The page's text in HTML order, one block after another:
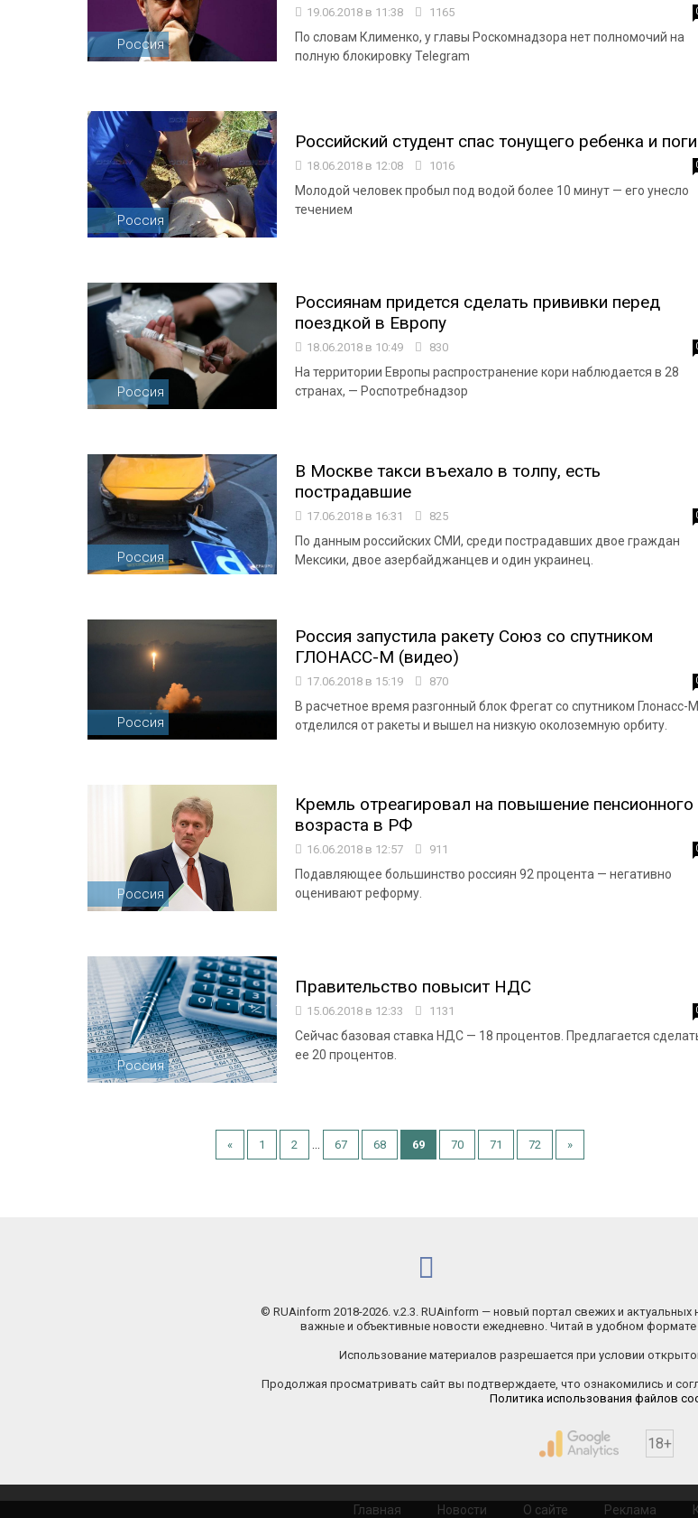
Россия
19.06.2018 в 11:38 1165
По словам Клименко, у главы Роскомнадзора нет полномочий на
полную блокировку Telegram
Россия
Российский студент спас тонущего ребенка и
18.06.2018 в 12:08 1016
Молодой человек пробыл под водой более 10 минут — его унесло
течением
Россия
Россиянам придется сделать прививки перед
поездкой в Европу
18.06.2018 в 10:49 830
На территории Европы распространение кори наблюдается в 28
странах, — Роспотребнадзор
Россия
В Москве такси въехало в толпу, есть
пострадавшие
17.06.2018 в 16:31 825
По данным российских СМИ, среди пострадавших двое граждан
Мексики, двое азербайджанцев и один украинец.
Россия
Россия запустила ракету Союз со спутником
ГЛОНАСС-М (видео)
17.06.2018 в 15:19 870
В расчетное время разгонный блок Фрегат со спутником Глонасс-М
отделился от ракеты и вышел на низкую околоземную орбиту.
Россия
Кремль отреагировал на повышение пенсионного
возраста в РФ
16.06.2018 в 12:57 911
Подавляющее большинство россиян 92 процента — негативно
оценивают реформу.
Россия
Правительство повысит НДС
15.06.2018 в 12:33 1131
Сейчас базовая ставка НДС — 18 процентов. Предлагается
ее 20 процентов.
« 1 2 67 68 69 70 71 72 »
© RUAinform 2018-2026. v.2.3. RUAinform — новый портал свежих и актуальных
важные и объективные новости ежедневно. Читай в удобном формате
Использование материалов разрешается при условии
Продолжая просматривать сайт вы подтверждаете, что ознакомились и
Политика использования файлов
18+
Главная Новости О сайте Реклама